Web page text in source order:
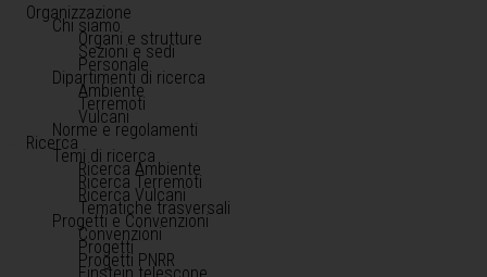
Organizzazione
Chi siamo
Organi e strutture
Sezioni e sedi
Personale
Dipartimenti di ricerca
Ambiente
Terremoti
Vulcani
Norme e regolamenti
Ricerca
Temi di ricerca
Ricerca Ambiente
Ricerca Terremoti
Ricerca Vulcani
Tematiche trasversali
Progetti e Convenzioni
Convenzioni
Progetti
Progetti PNRR
Einstein telescope